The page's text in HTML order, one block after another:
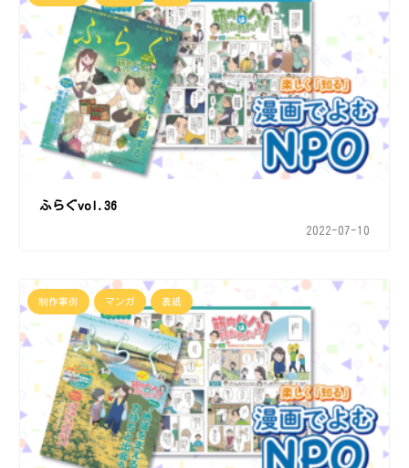
ふらぐvol.36
2022-07-10
制作事例 マンガ 表紙